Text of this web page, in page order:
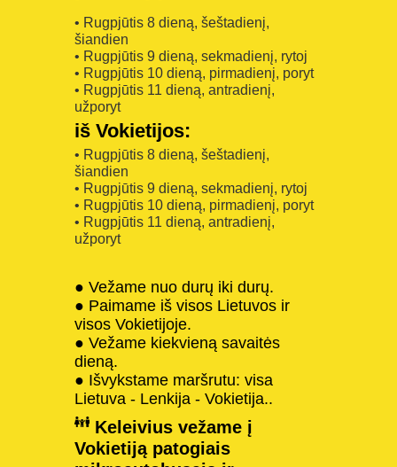
• Rugpjūtis 8 dieną, šeštadienį,
šiandien
• Rugpjūtis 9 dieną, sekmadienį, rytoj
• Rugpjūtis 10 dieną, pirmadienį, poryt
• Rugpjūtis 11 dieną, antradienį,
užporyt
iš Vokietijos:
• Rugpjūtis 8 dieną, šeštadienį,
šiandien
• Rugpjūtis 9 dieną, sekmadienį, rytoj
• Rugpjūtis 10 dieną, pirmadienį, poryt
• Rugpjūtis 11 dieną, antradienį,
užporyt
● Vežame nuo durų iki durų.
● Paimame iš visos Lietuvos ir
visos Vokietijoje.
● Vežame kiekvieną savaitės
dieną.
● Išvykstame maršrutu: visa
Lietuva - Lenkija - Vokietija..
Keleivius vežame į
Vokietiją patogiais